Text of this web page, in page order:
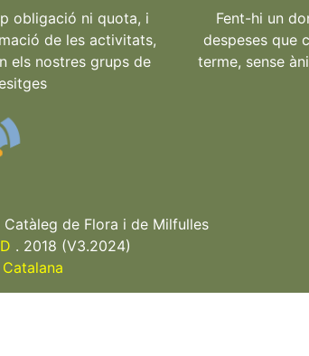
obligació ni quota, i
de les activitats,
els nostres grups de
Fent-hi un
despeses que
terme, sense
de Flora i de Milfulles
. 2018 (V3.2024)